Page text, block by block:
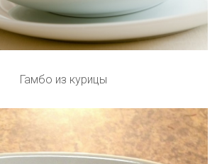
Гамбо из курицы